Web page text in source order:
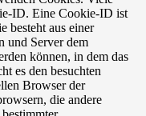
ID. Eine Cookie-ID ist
besteht aus einer
und Server dem
können, in dem das
es den besuchten
Browser der
die andere